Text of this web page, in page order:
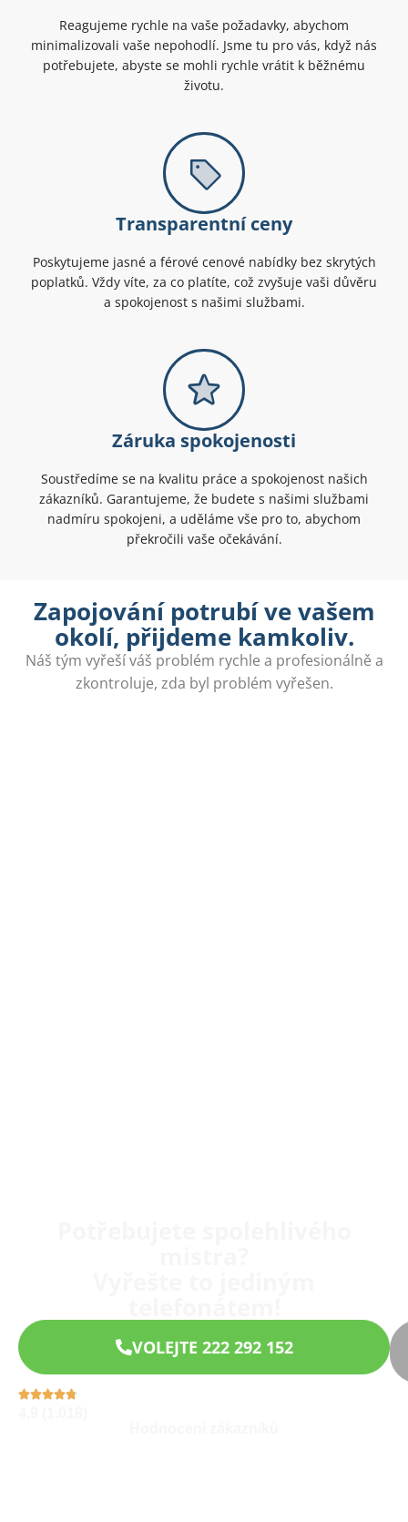
Reagujeme rychle na vaše požadavky, abychom
minimalizovali vaše nepohodlí. Jsme tu pro vás, když nás
potřebujete, abyste se mohli rychle vrátit k běžnému
životu.
Transparentní ceny
Poskytujeme jasné a férové cenové nabídky bez skrytých
poplatků. Vždy víte, za co platíte, což zvyšuje vaši důvěru
a spokojenost s našimi službami.
Záruka spokojenosti
Soustředíme se na kvalitu práce a spokojenost našich
zákazníků. Garantujeme, že budete s našimi službami
nadmíru spokojeni, a uděláme vše pro to, abychom
překročili vaše očekávání.
Zapojování potrubí ve vašem
okolí, přijdeme kamkoliv.
Náš tým vyřeší váš problém rychle a profesionálně a
zkontroluje, zda byl problém vyřešen.
VOLEJTE 222 292 152